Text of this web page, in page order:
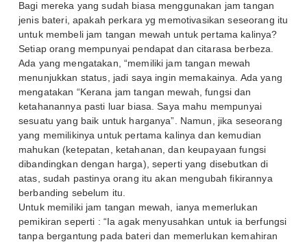
Bagi mereka yang sudah biasa menggunakan jam tangan
jenis bateri, apakah perkara yg memotivasikan seseorang itu
untuk membeli jam tangan mewah untuk pertama kalinya?
Setiap orang mempunyai pendapat dan citarasa berbeza.
Ada yang mengatakan, “memiliki jam tangan mewah
menunjukkan status, jadi saya ingin memakainya. Ada yang
mengatakan “Kerana jam tangan mewah, fungsi dan
ketahanannya pasti luar biasa. Saya mahu mempunyai
sesuatu yang baik untuk harganya”. Namun, jika seseorang
yang memilikinya untuk pertama kalinya dan kemudian
mahukan (ketepatan, ketahanan, dan keupayaan fungsi
dibandingkan dengan harga), seperti yang disebutkan di
atas, sudah pastinya orang itu akan mengubah fikirannya
berbanding sebelum itu.
Untuk memiliki jam tangan mewah, ianya memerlukan
pemikiran seperti : “Ia agak menyusahkan untuk ia berfungsi
tanpa bergantung pada bateri dan memerlukan kemahiran